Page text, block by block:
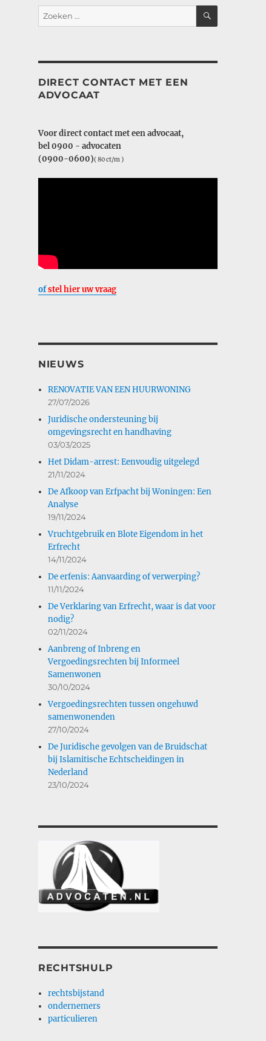
Zoeken
naar:
ZOEKEN
DIRECT CONTACT MET EEN
ADVOCAAT
Voor direct contact met een advocaat,
bel 0900 - advocaten
(0900-0600)( 80 ct/m )
ofstel hier uw vraag
NIEUWS
RENOVATIE VAN EEN HUURWONING
27/07/2026
Juridische ondersteuning bij
omgevingsrecht en handhaving
03/03/2025
Het Didam-arrest: Eenvoudig uitgelegd
21/11/2024
De Afkoop van Erfpacht bij Woningen: Een
Analyse
19/11/2024
Vruchtgebruik en Blote Eigendom in het
Erfrecht
14/11/2024
De erfenis: Aanvaarding of verwerping?
11/11/2024
De Verklaring van Erfrecht, waar is dat voor
nodig?
02/11/2024
Aanbreng of Inbreng en
Vergoedingsrechten bij Informeel
Samenwonen
30/10/2024
Vergoedingsrechten tussen ongehuwd
samenwonenden
27/10/2024
De Juridische gevolgen van de Bruidschat
bij Islamitische Echtscheidingen in
Nederland
23/10/2024
RECHTSHULP
rechtsbijstand
ondernemers
particulieren